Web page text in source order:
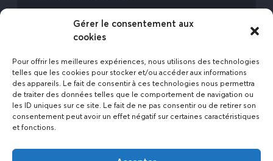
Gérer le consentement aux
cookies
Pour offrir les meilleures expériences, nous utilisons des technologies
telles que les cookies pour stocker et/ou accéder aux informations
des appareils. Le fait de consentir à ces technologies nous permettra
de traiter des données telles que le comportement de navigation ou
les ID uniques sur ce site. Le fait de ne pas consentir ou de retirer son
consentement peut avoir un effet négatif sur certaines caractéristiques
et fonctions.
avec l’Expert Etat des Lieux !
Rejoignez-nous